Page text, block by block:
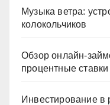
Музыка ветра:
колокольчиков
Обзор онлайн-
процентные
Инвестирование в